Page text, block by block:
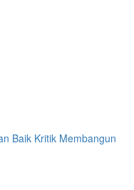
Baik Kritik Membangun